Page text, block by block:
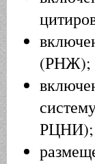
(РНЖ);
РЦНИ);